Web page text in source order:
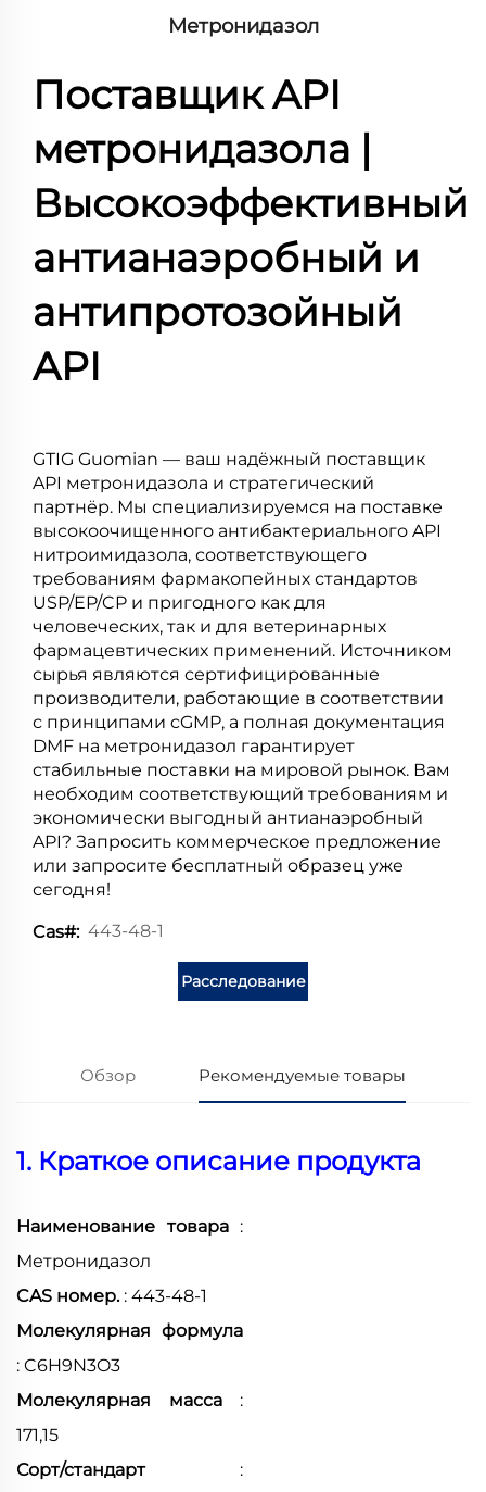
Метронидазол
Поставщик API
метронидазола |
Высокоэффективный
антианаэробный и
антипротозойный
API
GTIG Guomian — ваш надёжный поставщик
API метронидазола и стратегический
партнёр. Мы специализируемся на поставке
высокоочищенного антибактериального API
нитроимидазола, соответствующего
требованиям фармакопейных стандартов
USP/EP/CP и пригодного как для
человеческих, так и для ветеринарных
фармацевтических применений. Источником
сырья являются сертифицированные
производители, работающие в соответствии
с принципами cGMP, а полная документация
DMF на метронидазол гарантирует
стабильные поставки на мировой рынок. Вам
необходим соответствующий требованиям и
экономически выгодный антианаэробный
API? Запросить коммерческое предложение
или запросите бесплатный образец уже
сегодня!
Cas#: 443-48-1
Расследование
Обзор Рекомендуемые товары
1. Краткое описание продукта
Наименование товара :
Метронидазол
CAS номер. : 443-48-1
Молекулярная формула
: C6H9N3O3
Молекулярная масса :
171,15
Сорт/стандарт :